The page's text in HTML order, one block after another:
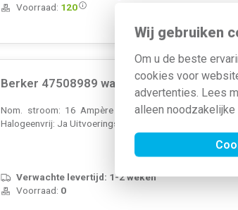
Wij gebruiken
Om u de beste
cookies voor
advertenties. Lees
alleen
Voorraad: 120
Berker 47508989 wandcontactdoos
Nom. stroom: 16 Ampère (A) Nom. spanning: 250
Halogeenvrij: Ja Uitvoeringsvorm afdekking:
Verwachte levertijd: 1-2 weken
Voorraad: 0